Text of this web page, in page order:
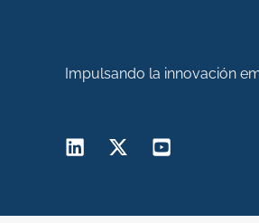
Impulsando la innovación